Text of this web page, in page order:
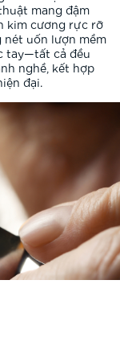
mang đậm
kim cương rực rỡ
nét uốn lượn mềm
tay—tất cả đều
nghề, kết hợp
đại.